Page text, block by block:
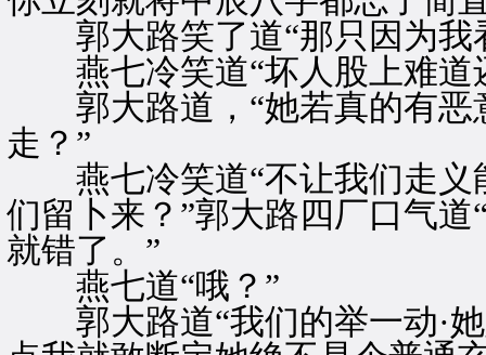
郭大路笑了道“那只因为我
燕七冷笑道“坏人股上难道
郭大路道，“她若真的有恶
走？”
燕七冷笑道“不让我们走义
们留卜来？”郭大路四厂口气
就错了。”
燕七道“哦？”
郭大路道“我们的举一动·她